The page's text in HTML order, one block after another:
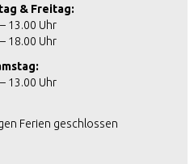
& Freitag:
13.00 Uhr
18.00 Uhr
13.00 Uhr
Ferien geschlossen